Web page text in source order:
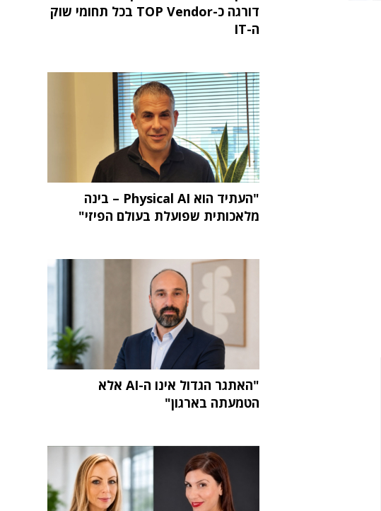
דורגה כ-TOP Vendor בכל תחומי שוק
ה-IT
"העתיד הוא Physical AI – בינה
מלאכותית שפועלת בעולם הפיזי"
"האתגר הגדול אינו ה-AI אלא
הטמעתה בארגון"